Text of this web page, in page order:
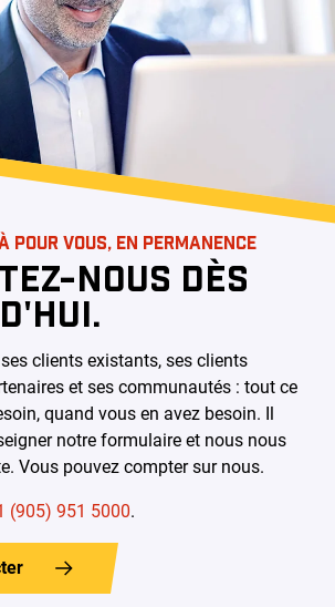
POUR VOUS, EN PERMANENCE
NOUS DÈS
clients existants, ses clients
et ses communautés : tout ce
quand vous en avez besoin. Il
notre formulaire et nous nous
Vous pouvez compter sur nous.
(905) 951 5000.